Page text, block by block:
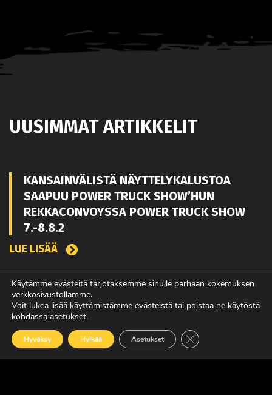
UUSIMMAT ARTIKKELIT
KANSAINVÄLISTÄ NÄYTTELYKALUSTOA
SAAPUU POWER TRUCK SHOW’HUN
REKKACONVOYSSA POWER TRUCK SHOW
7.-8.8.2
LUE LISÄÄ
TOUKO KAAKKO VAHVISTAMAAN MATEKON
MYYNTIÄ PIRKANMAALLA
LUE LISÄÄ
Käytämme evästeitä tarjotaksemme sinulle parhaan kokemuksen
verkkosivustollamme.
Voit lukea lisää käyttämistämme evästeistä tai poistaa ne käytöstä
kohdassa asetukset.
Hyväksy Hylkää Asetukset Sulje evästebanneri